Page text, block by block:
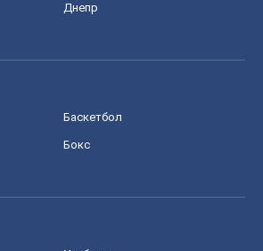
Днепр
Баскетбол
Бокс